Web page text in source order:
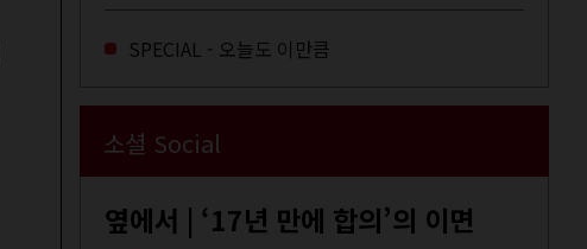
SPECIAL - 오늘도 이만큼
소셜 Social
옆에서 | ‘17년 만에 합의’의 이면